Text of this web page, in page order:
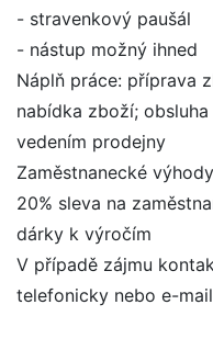
- stravenkový paušál
- nástup možný ihned
Náplň práce: příprava
nabídka zboží;
vedením prodejny
Zaměstnanecké
20% sleva na
dárky k výročím
V případě zájmu
telefonicky nebo e-